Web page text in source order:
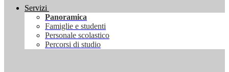
Servizi
Panoramica
Famiglie e studenti
Personale scolastico
Percorsi di studio